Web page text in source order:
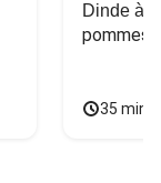
Dinde à
pommes
35